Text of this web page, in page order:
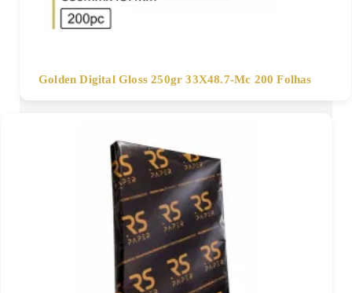
Golden Digital Gloss 250gr 33X48.7-Mc 200 Folhas